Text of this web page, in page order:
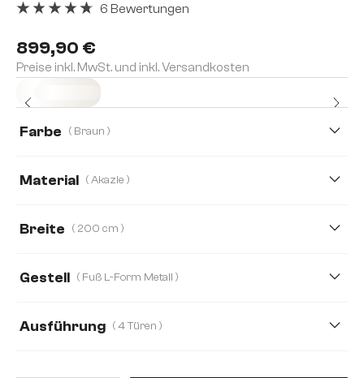
899,90 €
Preise inkl. MwSt. und inkl. Versandkosten
6 Bewertungen
Farbe ( Braun )
Material ( Akazie )
Breite ( 200 cm )
Gestell ( Fuß L-Form Metall )
Ausführung ( 4 Türen )